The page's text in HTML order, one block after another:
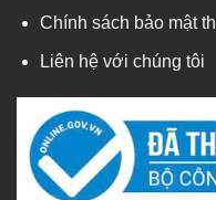
Chính sách bảo mật
Liên hệ với chúng tôi